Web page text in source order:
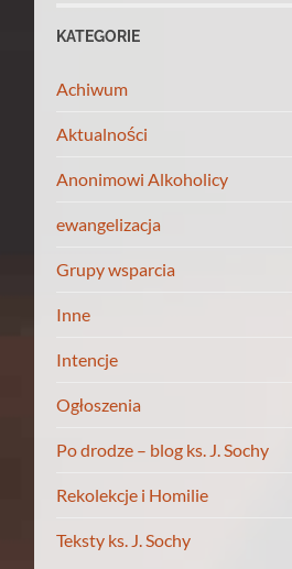
KATEGORIE
Achiwum
Aktualności
Anonimowi Alkoholicy
ewangelizacja
Grupy wsparcia
Inne
Intencje
Ogłoszenia
Po drodze – blog ks. J. Sochy
Rekolekcje i Homilie
Teksty ks. J. Sochy